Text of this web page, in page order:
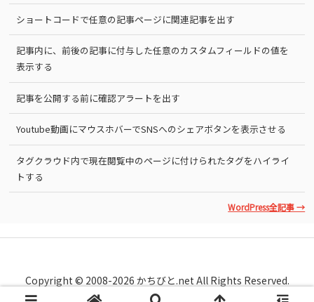
ショートコードで任意の記事ページに関連記事を出す
記事内に、前後の記事に付与した任意のカスタムフィールドの値を
表示する
記事を公開する前に確認アラートを出す
Youtube動画にマウスホバーでSNSへのシェアボタンを表示させる
タグクラウド内で現在閲覧中のページに付けられたタグをハイライ
トする
WordPress全記事 →
Copyright © 2008-2026 かちびと.net All Rights Reserved.